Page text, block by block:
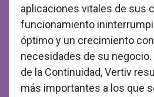
aplicaciones vitales de sus
funcionamiento
óptimo y un crecimiento
necesidades de su
de la Continuidad, Vertiv
más importantes a los que